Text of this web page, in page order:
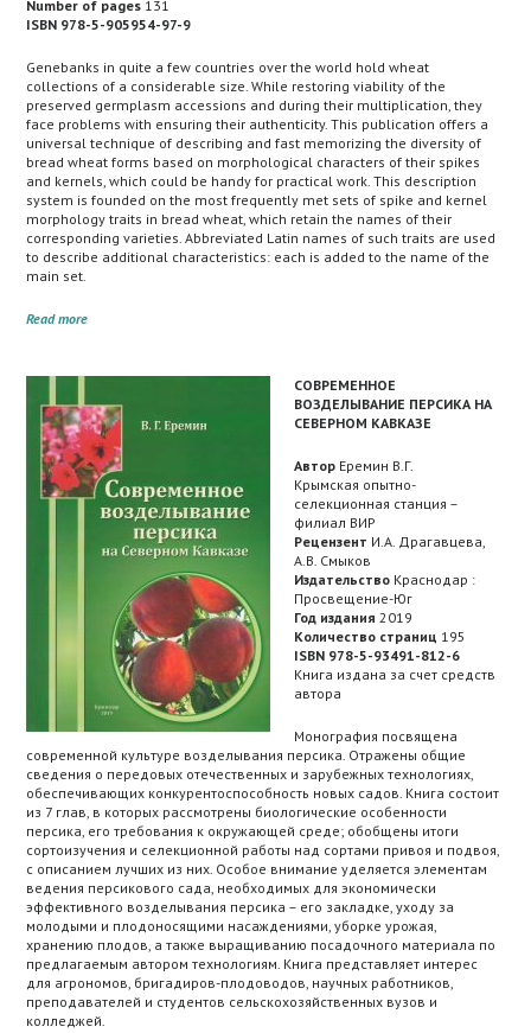
Number of pages 131
ISBN 978-5-905954-97-9
Genebanks in quite a few countries over the world hold wheat
collections of a considerable size. While restoring viability of the
preserved germplasm accessions and during their multiplication, they
face problems with ensuring their authenticity. This publication offers a
universal technique of describing and fast memorizing the diversity of
bread wheat forms based on morphological characters of their spikes
and kernels, which could be handy for practical work. This description
system is founded on the most frequently met sets of spike and kernel
morphology traits in bread wheat, which retain the names of their
corresponding varieties. Abbreviated Latin names of such traits are used
to describe additional characteristics: each is added to the name of the
main set.
Read more
СОВРЕМЕННОЕ
ВОЗДЕЛЫВАНИЕ ПЕРСИКА НА
СЕВЕРНОМ КАВКАЗЕ
Автор Еремин В.Г.
Крымская опытно-
селекционная станция –
филиал ВИР
Рецензент И.А. Драгавцева,
А.В. Смыков
Издательство Краснодар :
Просвещение-Юг
Год издания 2019
Количество страниц 195
ISBN 978-5-93491-812-6
Книга издана за счет средств
автора
Монография посвящена
современной культуре возделывания персика. Отражены общие
сведения о передовых отечественных и зарубежных технологиях,
обеспечивающих конкурентоспособность новых садов. Книга состоит
из 7 глав, в которых рассмотрены биологические особенности
персика, его требования к окружающей среде; обобщены итоги
сортоизучения и селекционной работы над сортами привоя и подвоя,
с описанием лучших из них. Особое внимание уделяется элементам
ведения персикового сада, необходимых для экономически
эффективного возделывания персика – его закладке, уходу за
молодыми и плодоносящими насаждениями, уборке урожая,
хранению плодов, а также выращиванию посадочного материала по
предлагаемым автором технологиям. Книга представляет интерес
для агрономов, бригадиров-плодоводов, научных работников,
преподавателей и студентов сельскохозяйственных вузов и
колледжей.